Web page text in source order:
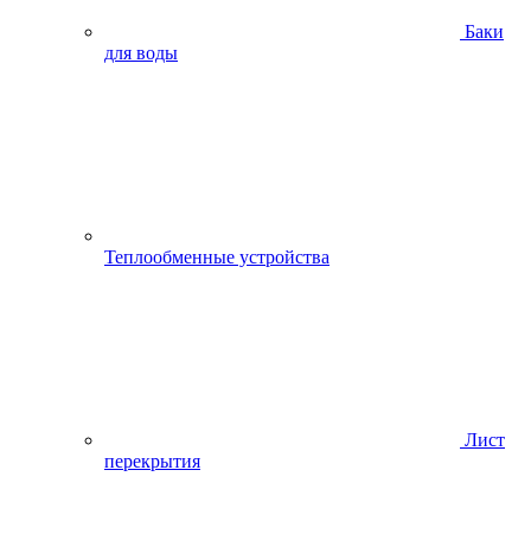
Баки
для воды
Теплообменные устройства
Лист
перекрытия